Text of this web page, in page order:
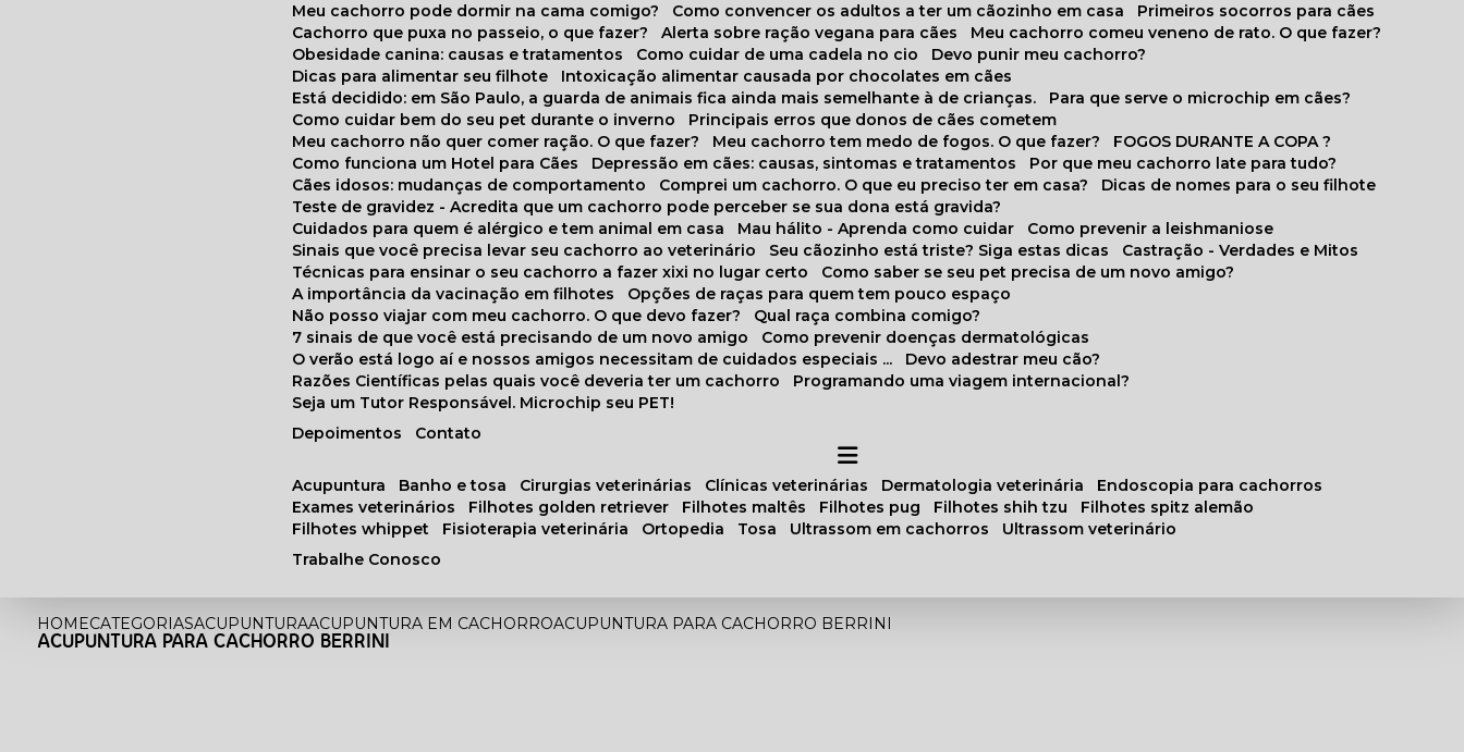
Depoimentos
Meu cachorro pode dormir na cama comigo?
Como convencer os adultos a ter um cãozinho em casa
Primeiros socorros para cães
Cachorro que puxa no passeio, o que fazer?
Alerta sobre ração vegana para cães
Meu cachorro comeu veneno de rato. O que fazer?
Obesidade canina: causas e tratamentos
Como cuidar de uma cadela no cio
Devo punir meu cachorro?
Dicas para alimentar seu filhote
Intoxicação alimentar causada por chocolates em cães
Está decidido: em São Paulo, a guarda de animais fica ainda mais semelhante à de crianças.
Para que serve o microchip em cães?
Como cuidar bem do seu pet durante o inverno
Principais erros que donos de cães cometem
Meu cachorro não quer comer ração. O que fazer?
Meu cachorro tem medo de fogos. O que fazer?
FOGOS DURANTE A COPA ?
Como funciona um Hotel para Cães
Depressão em cães: causas, sintomas e tratamentos
Por que meu cachorro late para tudo?
Cães idosos: mudanças de comportamento
Comprei um cachorro. O que eu preciso ter em casa?
Dicas de nomes para o seu filhote
Teste de gravidez - Acredita que um cachorro pode perceber se sua dona está gravida?
Cuidados para quem é alérgico e tem animal em casa
Mau hálito - Aprenda como cuidar
Como prevenir a leishmaniose
Sinais que você precisa levar seu cachorro ao veterinário
Seu cãozinho está triste? Siga estas dicas
Castração - Verdades e Mitos
Técnicas para ensinar o seu cachorro a fazer xixi no lugar certo
Como saber se seu pet precisa de um novo amigo?
A importância da vacinação em filhotes
Opções de raças para quem tem pouco espaço
Não posso viajar com meu cachorro. O que devo fazer?
Qual raça combina comigo?
7 sinais de que você está precisando de um novo amigo
Como prevenir doenças dermatológicas
O verão está logo aí e nossos amigos necessitam de cuidados especiais ...
Devo adestrar meu cão?
Razões Científicas pelas quais você deveria ter um cachorro
Programando uma viagem internacional?
Seja um Tutor Responsável. Microchip seu PET!
Contato
acupuntura banho e tosa cirurgias veterinárias clínicas veterinárias dermatologia veterinária
endoscopia para cachorros
exames veterinários
filhotes golden retriever filhotes maltês filhotes pug filhotes shih tzu
filhotes spitz alemão
filhotes whippet
fisioterapia veterinária ortopedia tosa ultrassom em cachorros
ultrassom veterinário
Trabalhe Conosco
HOMECATEGORIASACUPUNTURAACUPUNTURA EM CACHORROACUPUNTURA PARA CACHORRO BERRINI
ACUPUNTURA PARA CACHORRO BERRINI